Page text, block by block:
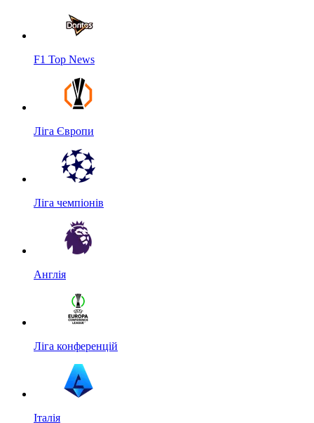
F1 Top News
Ліга Європи
Ліга чемпіонів
Англія
Ліга конференцій
Італія